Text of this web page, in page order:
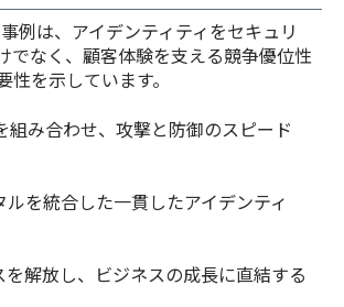
例は、アイデンティティをセキュリ
でなく、顧客体験を支える競争優位性
性を示しています。
組み合わせ、攻撃と防御のスピード
を統合した一貫したアイデンティ
を解放し、ビジネスの成長に直結する